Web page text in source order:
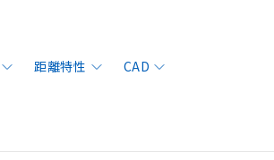
距離特性
CAD